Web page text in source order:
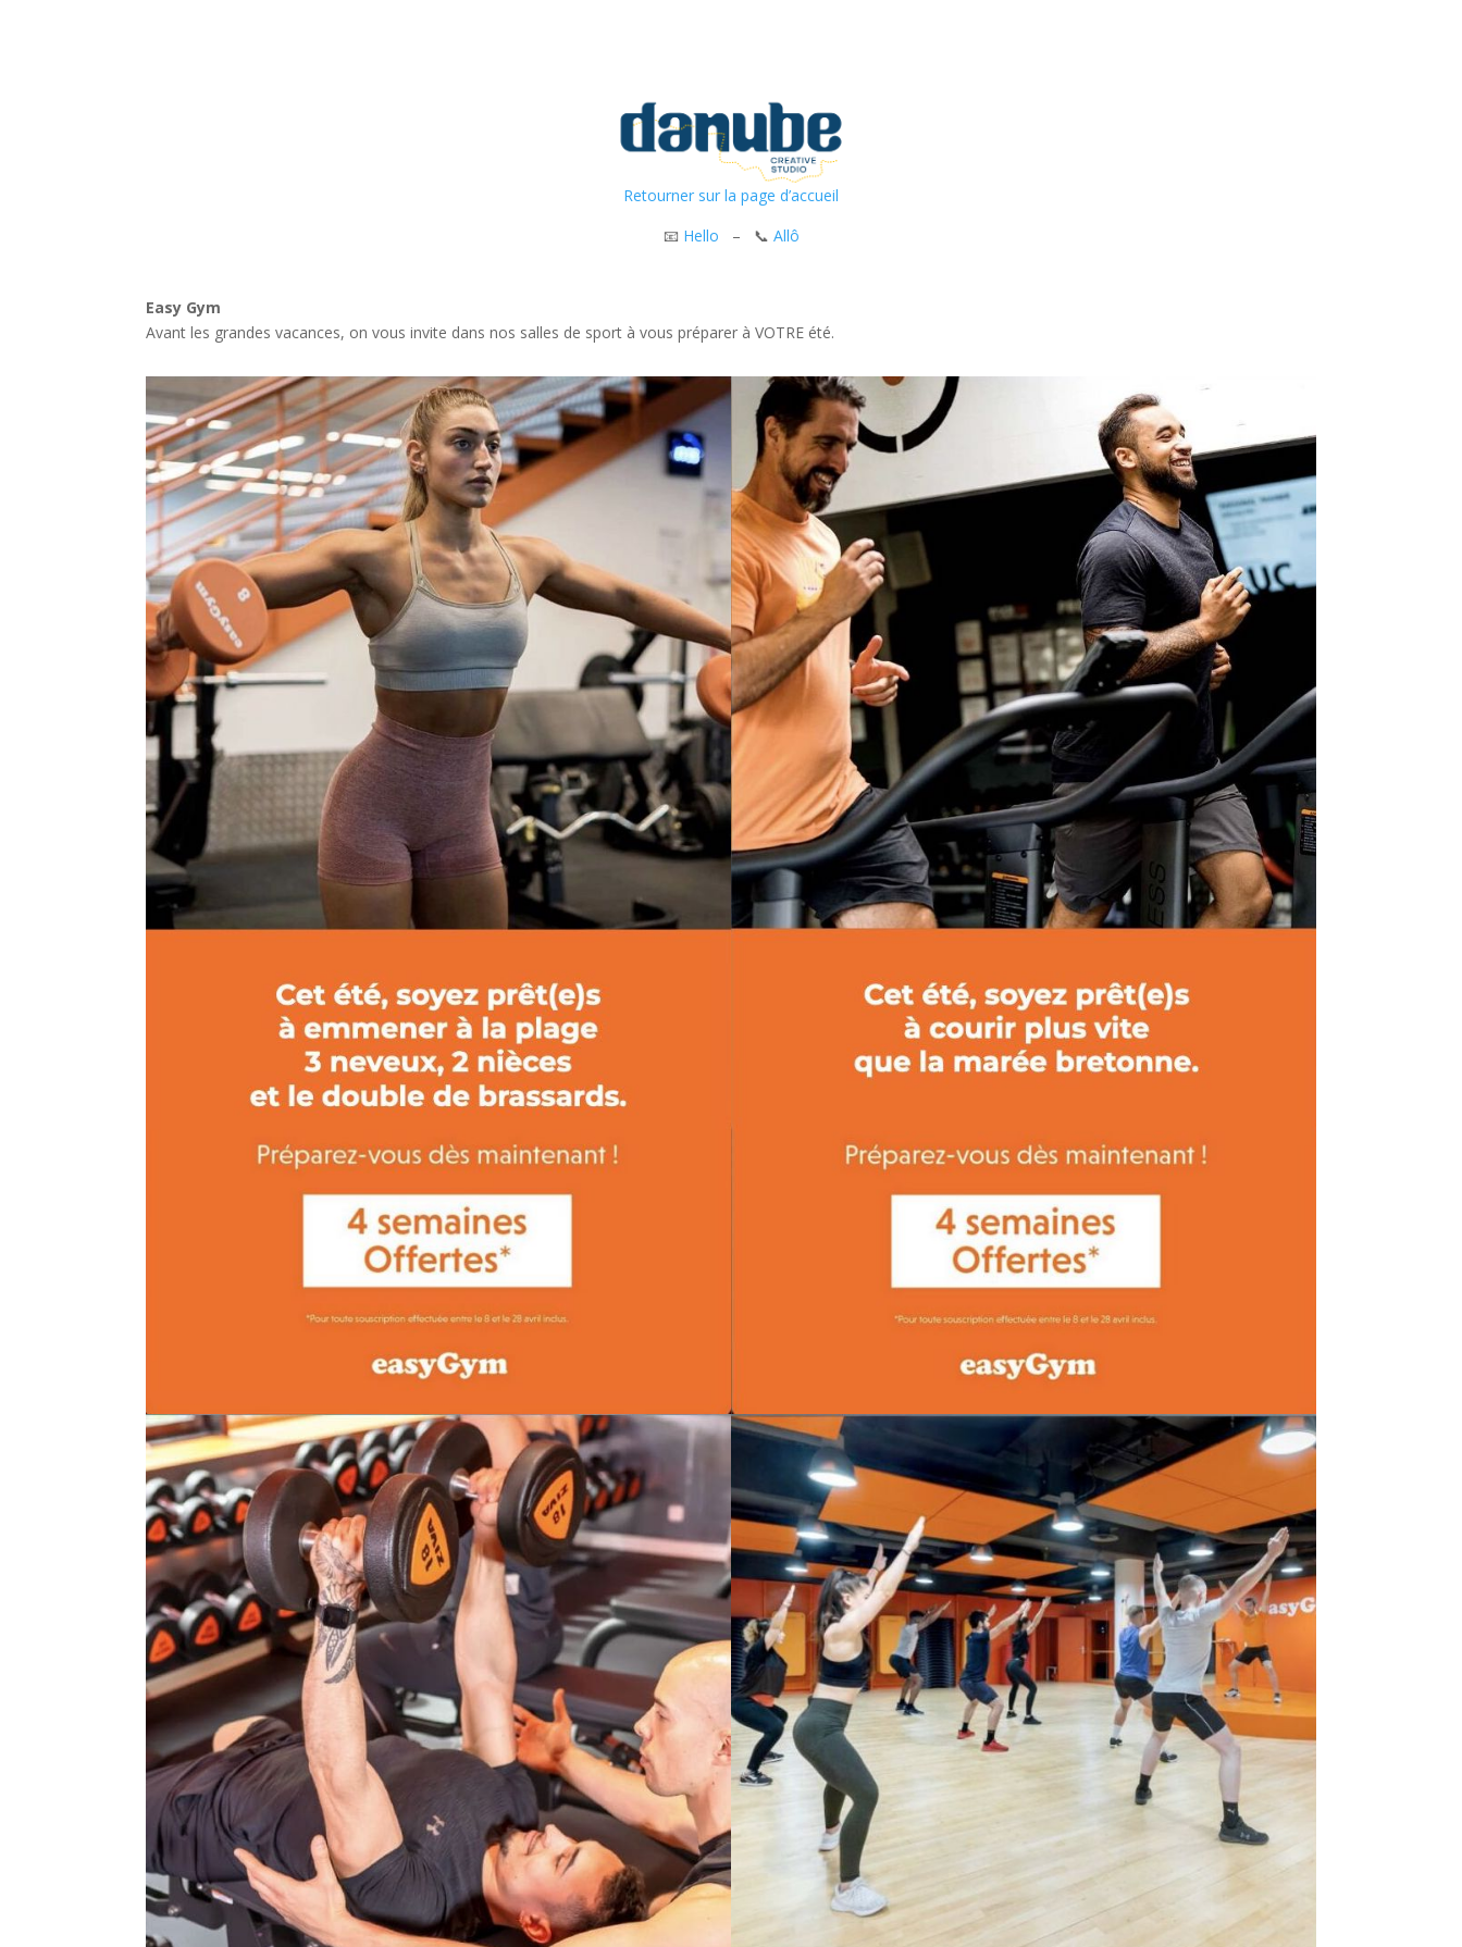
Retourner sur la page d’accueil
📧 Hello – 📞 Allô
Easy Gym
Avant les grandes vacances, on vous invite dans nos salles de sport à vous préparer à VOTRE été.